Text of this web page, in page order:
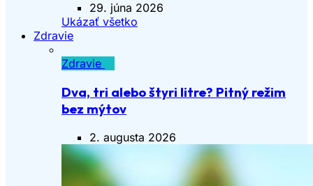
29. júna 2026
Ukázať všetko
Zdravie
Zdravie
Dva, tri alebo štyri litre? Pitný režim
bez mýtov
2. augusta 2026